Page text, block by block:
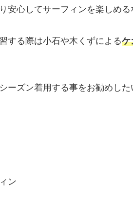
安心してサーフィンを楽しめ
する際は小石や木くずによるケ
ーズン着用する事をお勧めし
ン